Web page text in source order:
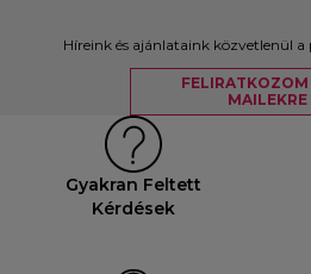
Híreink és ajánlataink közvetlenül a
FELIRATKOZOM
MAILEKRE
Gyakran Feltett
Kérdések